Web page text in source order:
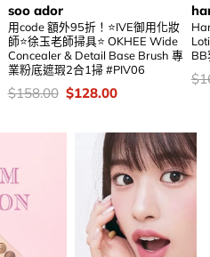
soo ador
用code 額外95折！⭐IVE御用化妝
師⭐徐玉老師掃具⭐ OKHEE Wide
Concealer & Detail Base Brush 專
業粉底遮瑕2合1掃 #PIV06
價
錢：
$158.00 Original
price
$158.00.
$128.00Current
$128.00.
BB
價
錢
$